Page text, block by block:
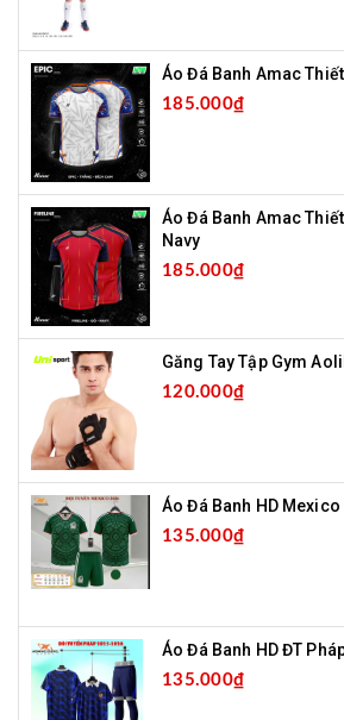
Áo Đá Banh Amac
185.000₫
Áo Đá Banh Amac
Navy
185.000₫
Găng Tay Tập Gym
120.000₫
Áo Đá Banh HD Mexico
135.000₫
Áo Đá Banh HD ĐT
135.000₫